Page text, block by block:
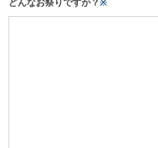
どんなお祭りですか？ ※